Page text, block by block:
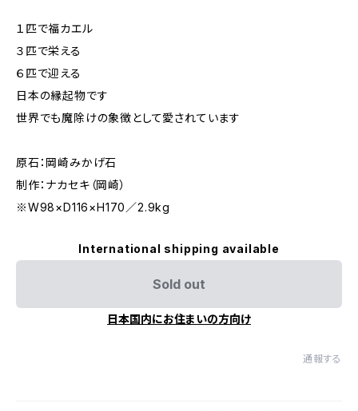
１匹で福カエル
３匹で栄える
６匹で迎える
日本の縁起物です
世界でも魔除けの象徴として愛されています
原石：岡崎みかげ石
制作：ナカセキ（岡崎）
※W98×D116×H170／2.9kg
International shipping available
Sold out
日本国内にお住まいの方向け
通報する